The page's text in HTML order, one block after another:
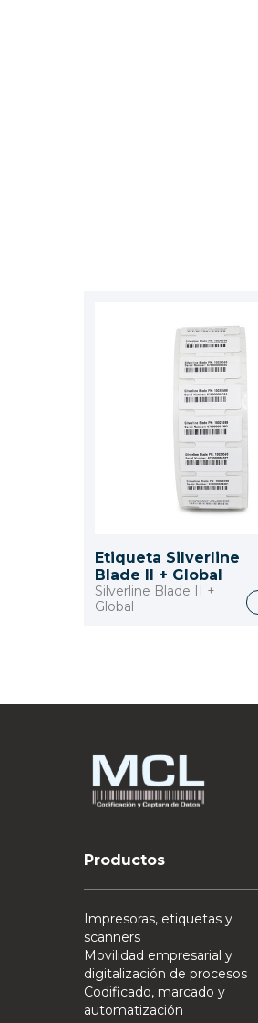
Etiqueta Silverline
Blade II + Global
Silverline Blade II +
Global
Productos
Impresoras, etiquetas y
scanners
Movilidad empresarial y
digitalización de procesos
Codificado, marcado y
automatización